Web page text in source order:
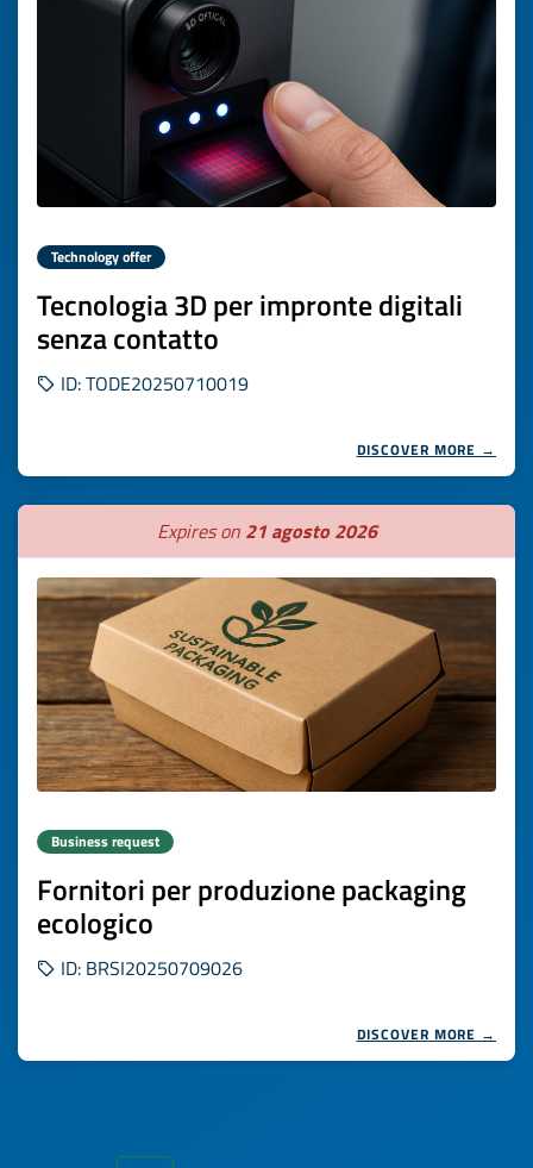
Technology offer
Tecnologia 3D per impronte digitali
senza contatto
ID: TODE20250710019
DISCOVER MORE →
Expires on 21 agosto 2026
Business request
Fornitori per produzione packaging
ecologico
ID: BRSI20250709026
DISCOVER MORE →